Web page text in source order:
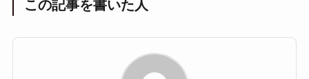
この記事を書いた人